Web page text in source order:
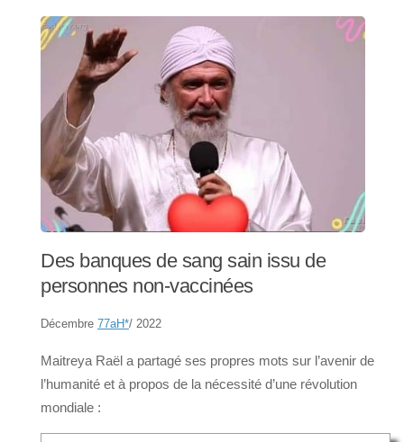
Des banques de sang sain issu de
personnes non-vaccinées
Décembre 77aH*/ 2022
Maitreya Raël a partagé ses propres mots sur l’avenir de
l’humanité et à propos de la nécessité d’une révolution
mondiale :